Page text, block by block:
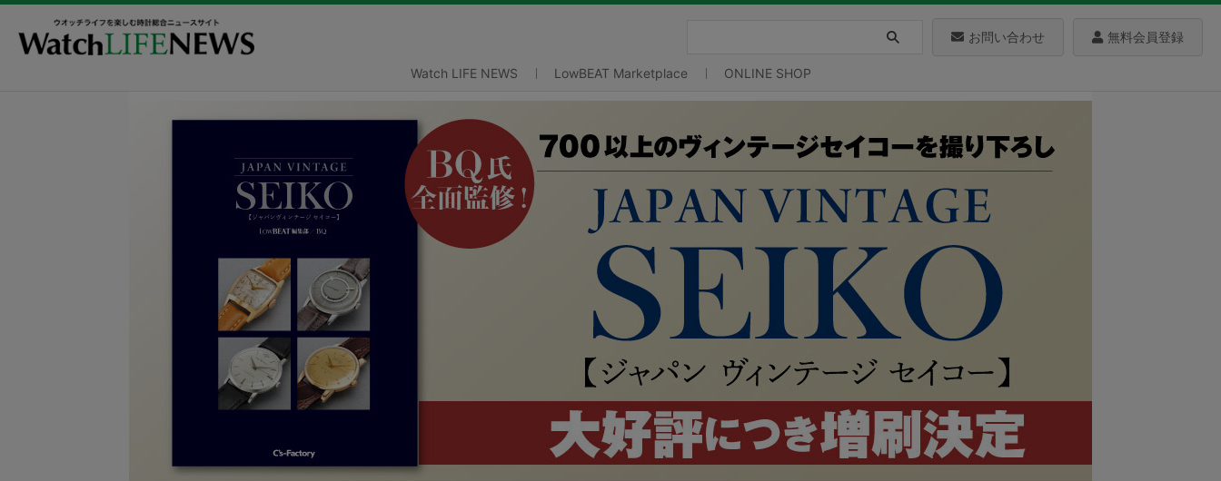
お問い合わせ 無料会員登録
Watch LIFE NEWS LowBEAT Marketplace ONLINE SHOP